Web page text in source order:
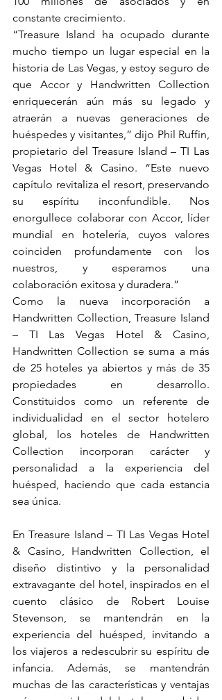
constante crecimiento.
“Treasure Island ha ocupado durante
mucho tiempo un lugar especial en la
historia de Las Vegas, y estoy seguro de
que Accor y Handwritten Collection
enriquecerán aún más su legado y
atraerán a nuevas generaciones de
huéspedes y visitantes,” dijo Phil Ruffin,
propietario del Treasure Island – TI Las
Vegas Hotel & Casino. “Este nuevo
capítulo revitaliza el resort, preservando
su espíritu inconfundible. Nos
enorgullece colaborar con Accor, líder
mundial en hotelería, cuyos valores
coinciden profundamente con los
nuestros, y esperamos una
colaboración exitosa y duradera.”
Como la nueva incorporación a
Handwritten Collection, Treasure Island
– TI Las Vegas Hotel & Casino,
Handwritten Collection se suma a más
de 25 hoteles ya abiertos y más de 35
propiedades en desarrollo.
Constituidos como un referente de
individualidad en el sector hotelero
global, los hoteles de Handwritten
Collection incorporan carácter y
personalidad a la experiencia del
huésped, haciendo que cada estancia
sea única.
En Treasure Island – TI Las Vegas Hotel
& Casino, Handwritten Collection, el
diseño distintivo y la personalidad
extravagante del hotel, inspirados en el
cuento clásico de Robert Louise
Stevenson, se mantendrán en la
experiencia del huésped, invitando a
los viajeros a redescubrir su espíritu de
infancia. Además, se mantendrán
muchas de las características y ventajas